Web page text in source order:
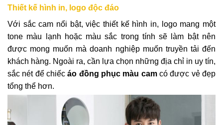
Thiết kế hình in, logo độc đáo
Với sắc cam nổi bật, việc thiết kế hình in, logo mang một
tone màu lạnh hoặc màu sắc trong tính sẽ làm bật nên
được mong muốn mà doanh nghiệp muốn truyền tải đến
khách hàng. Ngoài ra, cần lựa chọn những địa chỉ in uy tín,
sắc nét để chiếc áo đồng phục màu camcó được vẻ đẹp
tổng thể hơn.